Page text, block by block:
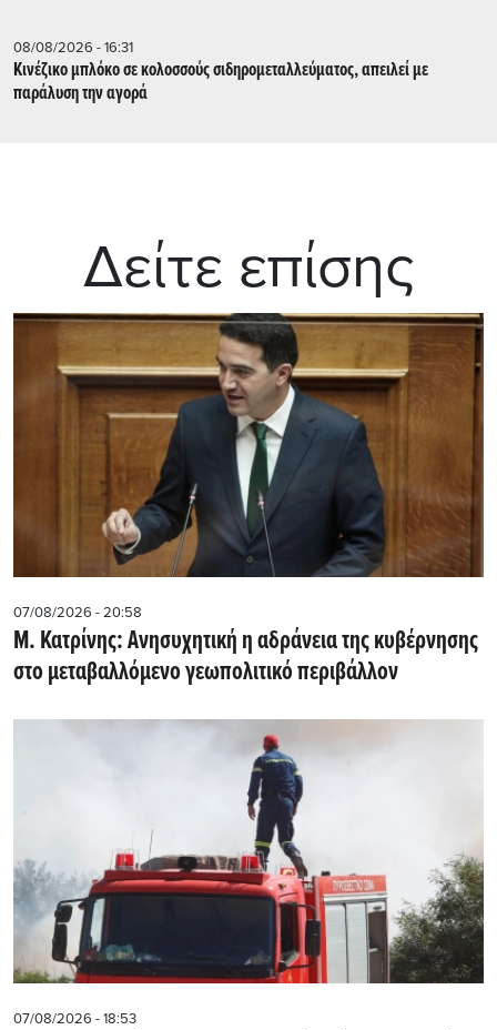
08/08/2026 - 16:31
Κινέζικο μπλόκο σε κολοσσούς σιδηρομεταλλεύματος, απειλεί με
παράλυση την αγορά
Δείτε επίσης
07/08/2026 - 20:58
Μ. Κατρίνης: Ανησυχητική η αδράνεια της κυβέρνησης
στο μεταβαλλόμενο γεωπολιτικό περιβάλλον
07/08/2026 - 18:53